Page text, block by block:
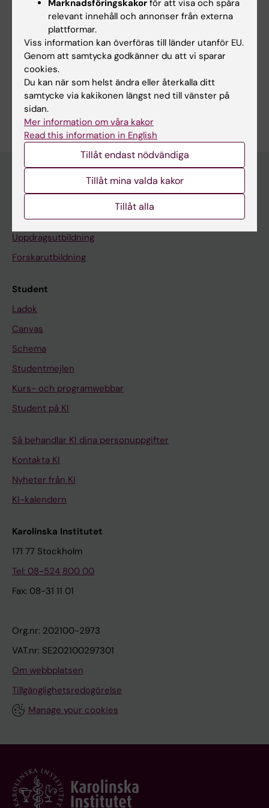
Mer information
Kurswebb - för dig som är student
Studie- och karriärvägledning
Utbildningsmöjligheter på KI
Program och fristående kurser
Uppdragsutbildning
Forskarutbildning
Student
Ladok
Canvas
Schema
Studentmejlen
Kurs- och programwebbar
Student på KI
Så behandlar KI dina personuppgifter
Kontakta KI
Nyheter från KI
KI-kalendern
Karolinska Institutet
171 77 Stockholm
Tel: 08-524 800 00
Fax: 08-31 11 01
Org.nr: 202100-2973
VAT.nr: SE202100297301
Om webbplatsen
Tillgänglighetsredogörelse
Manage your cookies
Marknadsföringskakor för att visa och spåra
relevant innehåll och annonser från externa
plattformar.
Viss information kan överföras till länder utanför EU.
Genom att samtycka godkänner du att vi sparar
cookies.
Du kan när som helst ändra eller återkalla ditt
samtycke via kakikonen längst ned till vänster på
sidan.
Mer information om våra kakor
Read this information in English
Tillåt endast nödvändiga
Tillåt mina valda kakor
Tillåt alla